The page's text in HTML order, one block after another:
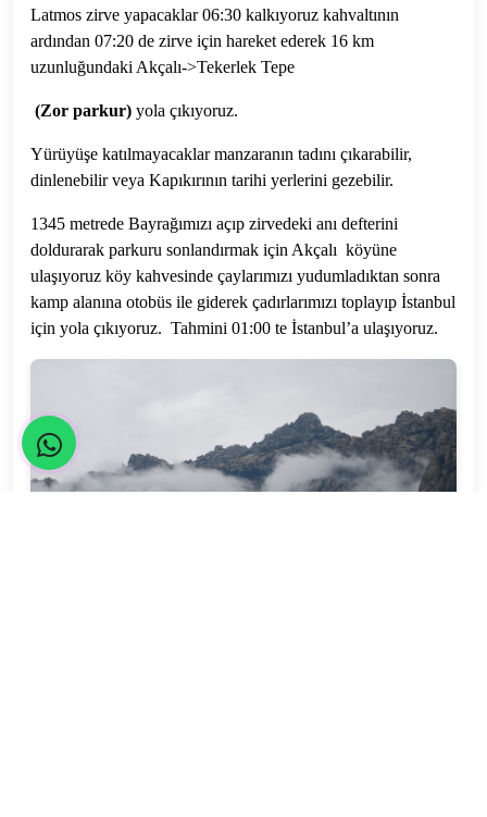
Latmos zirve yapacaklar 06:30 kalkıyoruz kahvaltının
ardından 07:20 de zirve için hareket ederek 16 km
uzunluğundaki Akçalı->Tekerlek Tepe
(Zor parkur) yola çıkıyoruz.
Yürüyüşe katılmayacaklar manzaranın tadını çıkarabilir,
dinlenebilir veya Kapıkırının tarihi yerlerini gezebilir.
1345 metrede Bayrağımızı açıp zirvedeki anı defterini
doldurarak parkuru sonlandırmak için Akçalı köyüne
ulaşıyoruz köy kahvesinde çaylarımızı yudumladıktan sonra
kamp alanına otobüs ile giderek çadırlarımızı toplayıp İstanbul
için yola çıkıyoruz. Tahmini 01:00 te İstanbul’a ulaşıyoruz.